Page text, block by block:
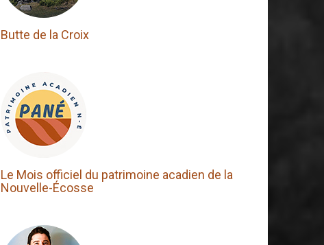
Butte de la Croix
Le Mois officiel du patrimoine acadien de la
Nouvelle-Écosse